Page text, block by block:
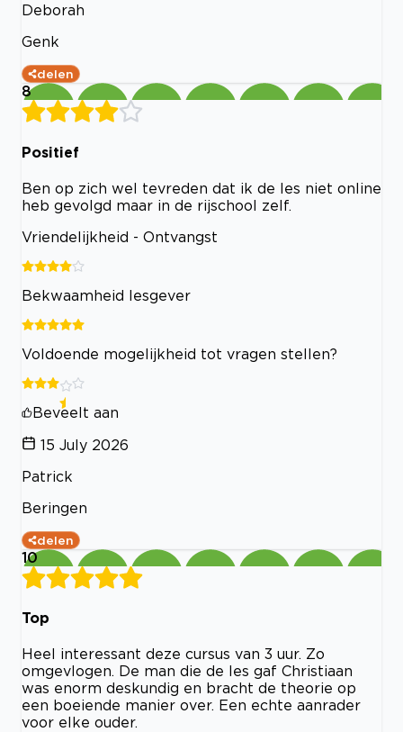
Deborah
Genk
delen
8
Positief
Ben op zich wel tevreden dat ik de les niet online
heb gevolgd maar in de rijschool zelf.
Vriendelijkheid - Ontvangst
Bekwaamheid lesgever
Voldoende mogelijkheid tot vragen stellen?
Beveelt aan
15 July 2026
Patrick
Beringen
delen
10
Top
Heel interessant deze cursus van 3 uur. Zo
omgevlogen. De man die de les gaf Christiaan
was enorm deskundig en bracht de theorie op
een boeiende manier over. Een echte aanrader
voor elke ouder.